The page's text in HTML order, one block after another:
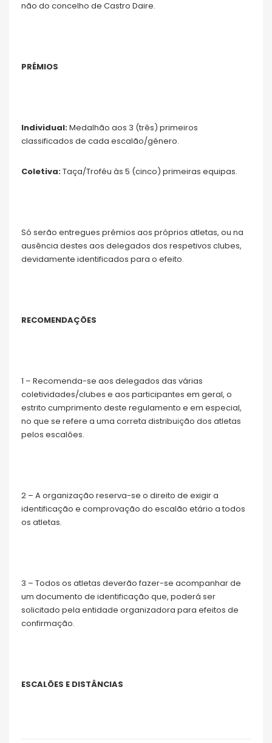
não do concelho de Castro Daire.
PRÉMIOS
Individual:Medalhão aos 3 (três) primeiros
classificados de cada escalão/género.
Coletiva:Taça/Troféu às 5 (cinco) primeiras equipas.
Só serão entregues prémios aos próprios atletas, ou na
ausência destes aos delegados dos respetivos clubes,
devidamente identificados para o efeito.
RECOMENDAÇÕES
1 – Recomenda-se aos delegados das várias
coletividades/clubes e aos participantes em geral, o
estrito cumprimento deste regulamento e em especial,
no que se refere a uma correta distribuição dos atletas
pelos escalões.
2 – A organização reserva-se o direito de exigir a
identificação e comprovação do escalão etário a todos
os atletas.
3 – Todos os atletas deverão fazer-se acompanhar de
um documento de identificação que, poderá ser
solicitado pela entidade organizadora para efeitos de
confirmação.
ESCALÕES E DISTÂNCIAS